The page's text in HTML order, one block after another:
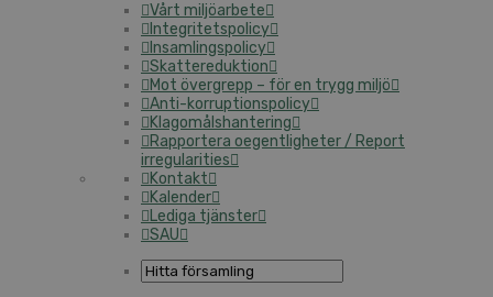
Vårt miljöarbete
Integritetspolicy
Insamlingspolicy
Skattereduktion
Mot övergrepp – för en trygg miljö
Anti-korruptionspolicy
Klagomålshantering
Rapportera oegentligheter / Report
irregularities
Kontakt
Kalender
Lediga tjänster
SAU